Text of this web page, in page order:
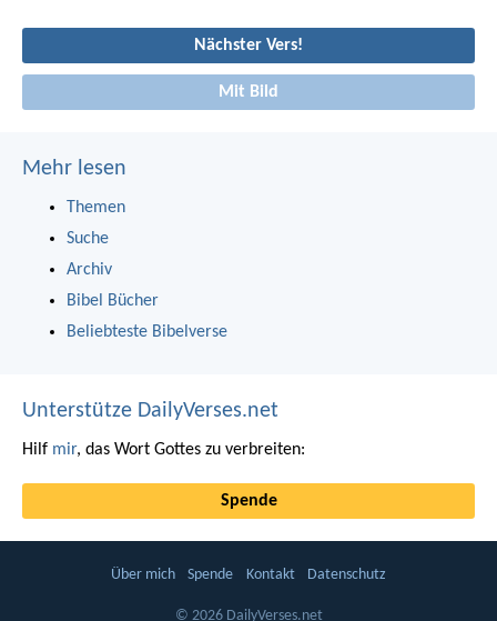
Nächster Vers!
Mit Bild
Mehr lesen
Themen
Suche
Archiv
Bibel Bücher
Beliebteste Bibelverse
Unterstütze DailyVerses.net
Hilf mir, das Wort Gottes zu verbreiten:
Spende
Über mich Spende Kontakt Datenschutz
© 2026 DailyVerses.net